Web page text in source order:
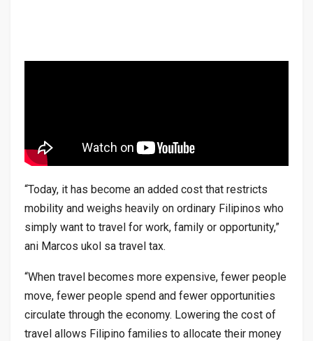
“Today, it has become an added cost that restricts
mobility and weighs heavily on ordinary Filipinos who
simply want to travel for work, family or opportunity,”
ani Marcos ukol sa travel tax.
“When travel becomes more expensive, fewer people
move, fewer people spend and fewer opportunities
circulate through the economy. Lowering the cost of
travel allows Filipino families to allocate their money